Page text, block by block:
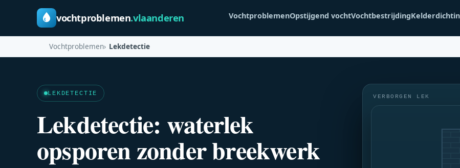
vochtproblemen.vlaanderen VochtproblemenOpstijgend vochtVochtbestrijding
Vochtproblemen Lekdetectie
LEKDETECTIE
Lekdetectie: waterlek
opsporen zonder breekwerk
VERBORGEN LEK